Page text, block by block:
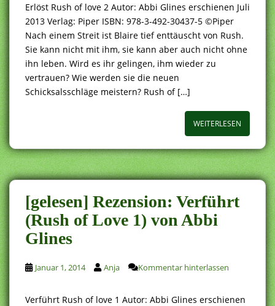
Erlöst Rush of love 2 Autor: Abbi Glines erschienen Juli
2013 Verlag: Piper ISBN: 978-3-492-30437-5 ©Piper
Nach einem Streit ist Blaire tief enttäuscht von Rush.
Sie kann nicht mit ihm, sie kann aber auch nicht ohne
ihn leben. Wird es ihr gelingen, ihm wieder zu
vertrauen? Wie werden sie die neuen
Schicksalsschläge meistern? Rush of […]
WEITERLESEN
[gelesen] Rezension: Verführt
(Rush of Love 1) von Abbi
Glines
Januar 1, 2014 Anja Kommentar hinterlassen
Verführt Rush of love 1 Autor: Abbi Glines erschienen